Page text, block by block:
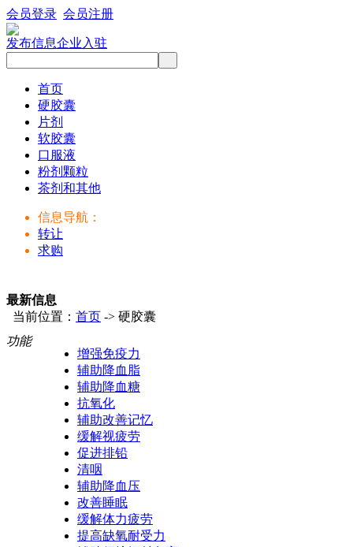
会员登录 会员注册
发布信息企业入驻
首页
硬胶囊
片剂
软胶囊
口服液
粉剂颗粒
茶剂和其他
信息导航：
转让
求购
最新信息
当前位置： 首页 -> 硬胶囊
功能
增强免疫力
辅助降血脂
辅助降血糖
抗氧化
辅助改善记忆
缓解视疲劳
促进排铅
清咽
辅助降血压
改善睡眠
缓解体力疲劳
提高缺氧耐受力